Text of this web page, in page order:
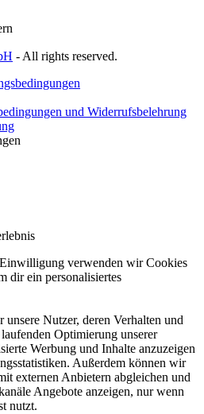
- All rights reserved.
und Widerrufsbelehrung
verwenden wir Cookies
dir ein personalisiertes
Nutzer, deren Verhalten und
Optimierung unserer
Werbung und Inhalte anzuzeigen
Außerdem können wir
externen Anbietern abgleichen und
Angebote anzeigen, nur wenn
nutzt.